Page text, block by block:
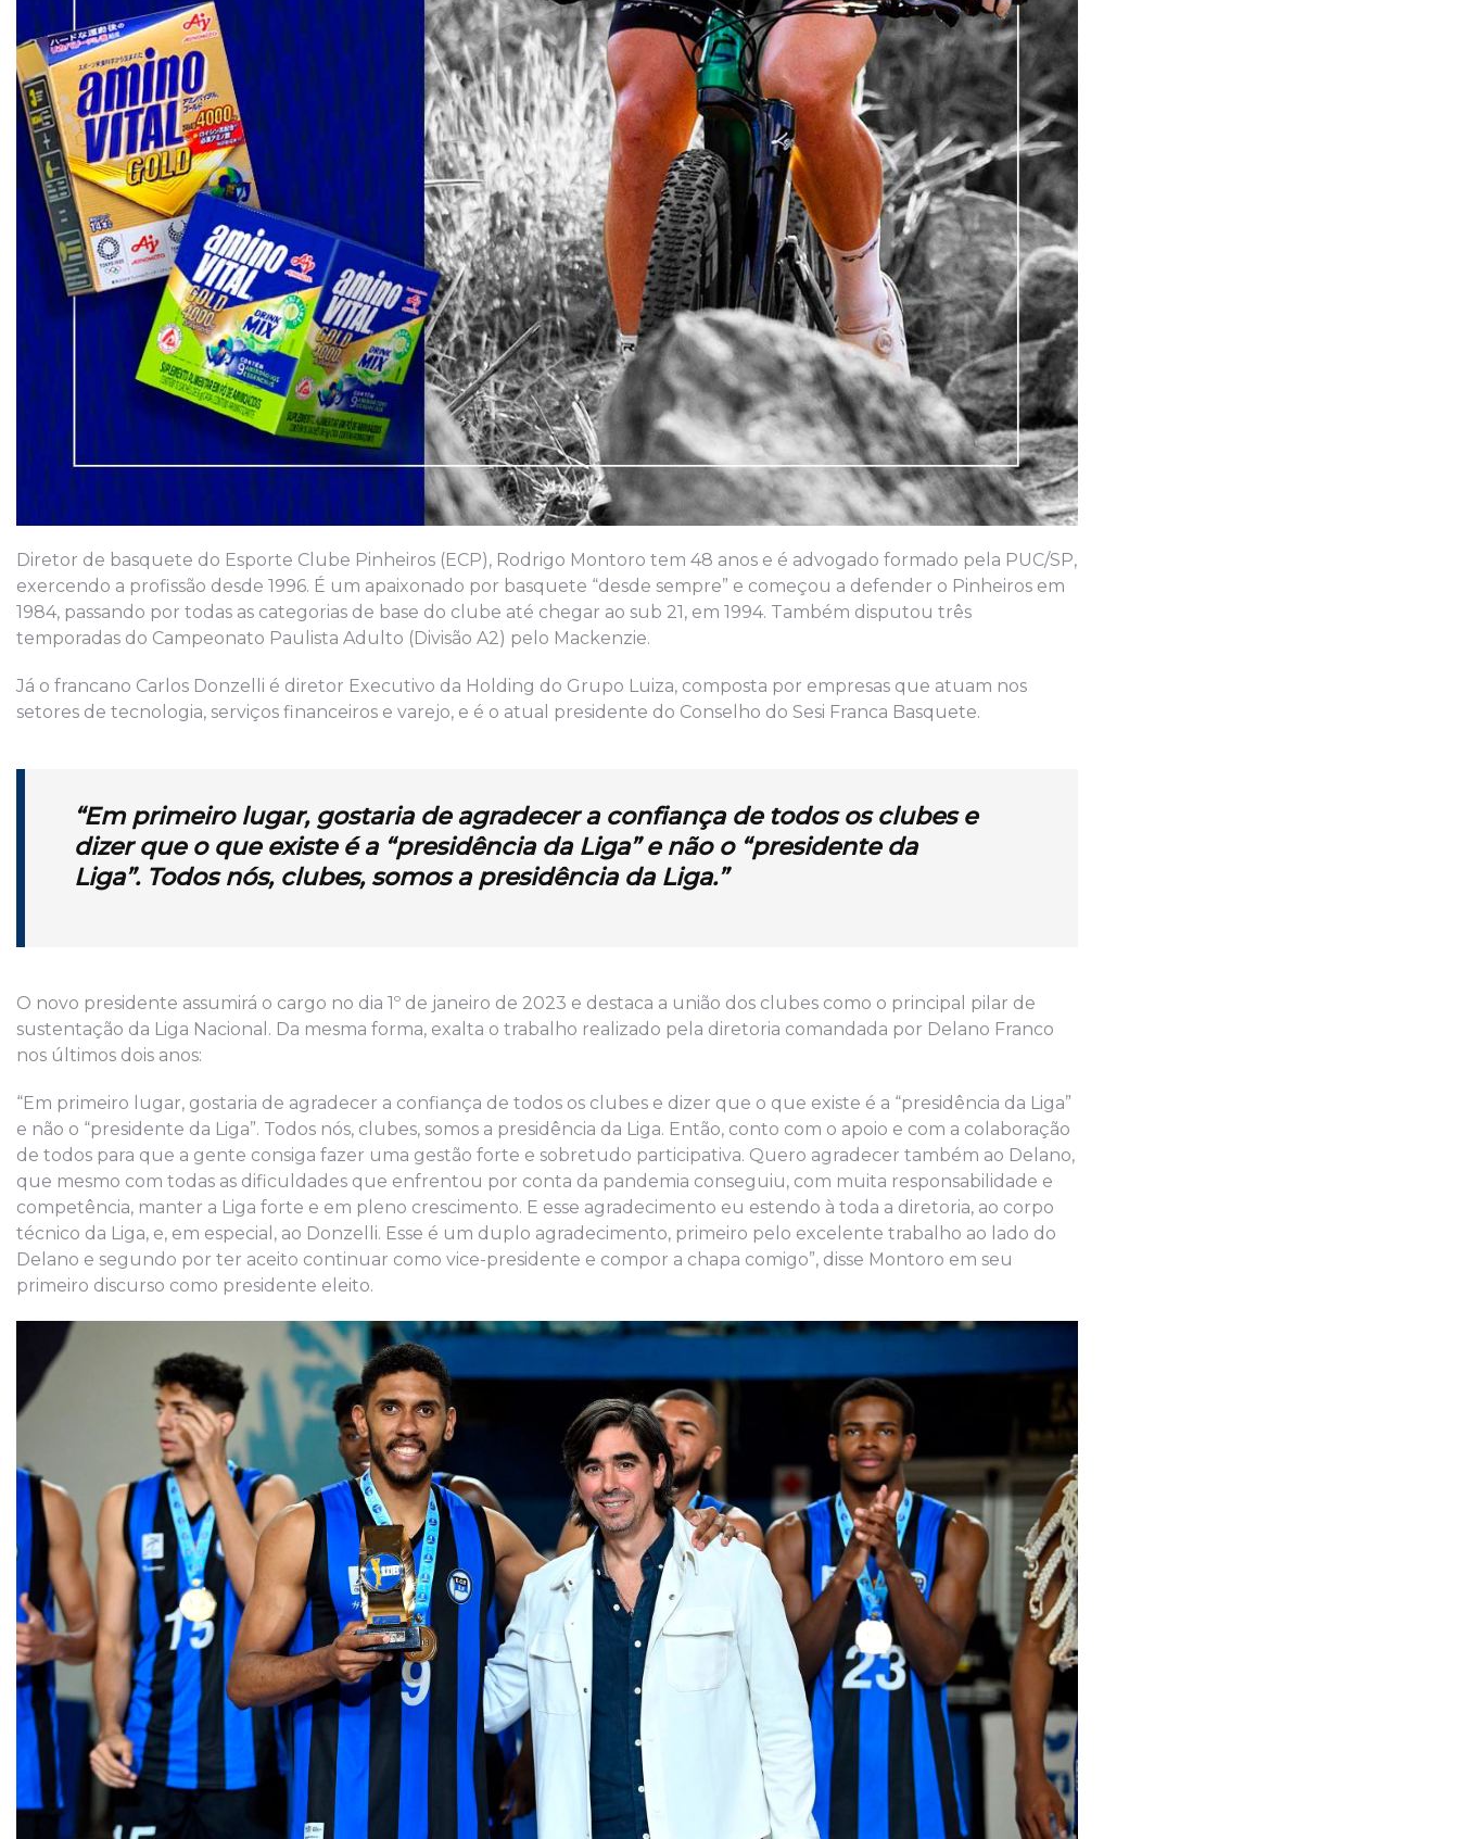
Diretor de basquete do Esporte Clube Pinheiros (ECP), Rodrigo Montoro tem 48 anos e é advogado formado pela PUC/SP,
exercendo a profissão desde 1996. É um apaixonado por basquete “desde sempre” e começou a defender o Pinheiros em
1984, passando por todas as categorias de base do clube até chegar ao sub 21, em 1994. Também disputou três
temporadas do Campeonato Paulista Adulto (Divisão A2) pelo Mackenzie.
Já o francano Carlos Donzelli é diretor Executivo da Holding do Grupo Luiza, composta por empresas que atuam nos
setores de tecnologia, serviços financeiros e varejo, e é o atual presidente do Conselho do Sesi Franca Basquete.
“Em primeiro lugar, gostaria de agradecer a confiança de todos os clubes e
dizer que o que existe é a“presidência da Liga” e não o “presidente da
Liga”. Todos nós, clubes, somos a presidência da Liga.”
O novo presidente assumirá o cargo no dia 1º de janeiro de 2023 e destaca a união dos clubes como o principal pilar de
sustentação da Liga Nacional. Da mesma forma, exalta o trabalho realizado pela diretoria comandada por Delano Franco
nos últimos dois anos:
“Em primeiro lugar, gostaria de agradecer a confiança de todos os clubes e dizer que o que existe é a “presidência da Liga”
e não o “presidente da Liga”. Todos nós, clubes, somos a presidência da Liga. Então, conto com o apoio e com a colaboração
de todos para que a gente consiga fazer uma gestão forte e sobretudo participativa. Quero agradecer também ao Delano,
que mesmo com todas as dificuldades que enfrentou por conta da pandemia conseguiu, com muita responsabilidade e
competência, manter a Liga forte e em pleno crescimento. E esse agradecimento eu estendo à toda a diretoria, ao corpo
técnico da Liga, e, em especial, ao Donzelli. Esse é um duplo agradecimento, primeiro pelo excelente trabalho ao lado do
Delano e segundo por ter aceito continuar como vice-presidente e compor a chapa comigo”, disse Montoro em seu
primeiro discurso como presidente eleito.